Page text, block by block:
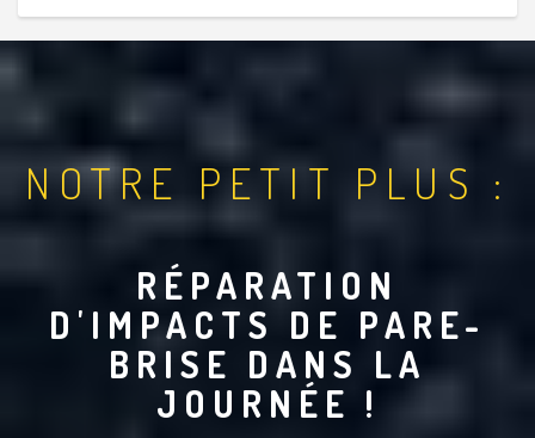
NOTRE PETIT PLUS :
RÉPARATION
D'IMPACTS DE PARE-
BRISE DANS LA
JOURNÉE !